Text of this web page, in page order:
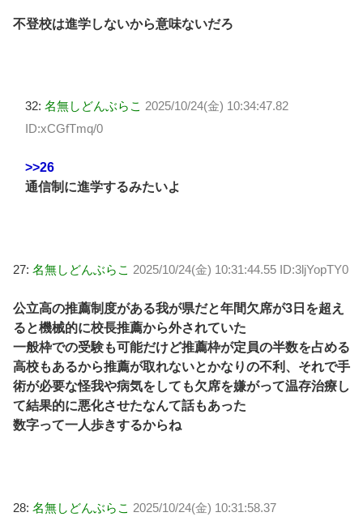
不登校は進学しないから意味ないだろ
32: 名無しどんぶらこ 2025/10/24(金) 10:34:47.82
ID:xCGfTmq/0
>>26
通信制に進学するみたいよ
27: 名無しどんぶらこ 2025/10/24(金) 10:31:44.55 ID:3ljYopTY0
公立高の推薦制度がある我が県だと年間欠席が3日を超え
ると機械的に校長推薦から外されていた
一般枠での受験も可能だけど推薦枠が定員の半数を占める
高校もあるから推薦が取れないとかなりの不利、それで手
術が必要な怪我や病気をしても欠席を嫌がって温存治療し
て結果的に悪化させたなんて話もあった
数字って一人歩きするからね
28: 名無しどんぶらこ 2025/10/24(金) 10:31:58.37